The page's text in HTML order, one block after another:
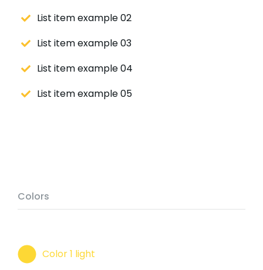
List item example 02
List item example 03
List item example 04
List item example 05
Colors
Color 1 light